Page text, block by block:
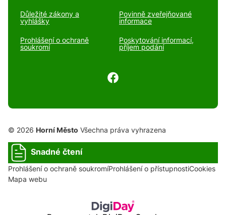
Důležité zákony a
vyhlášky
Povinně zveřejňované
informace
Prohlášení o ochraně
soukromí
Poskytování informací,
příjem podání
© 2026 Horní Město Všechna práva vyhrazena
Snadné čtení
Prohlášení o ochraně soukromíProhlášení o přístupnostiCookies
Mapa webu